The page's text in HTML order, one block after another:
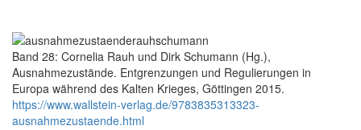
Band 28: Cornelia Rauh und Dirk Schumann (Hg.),
Ausnahmezustände. Entgrenzungen und Regulierungen in
Europa während des Kalten Krieges, Göttingen 2015.
https://www.wallstein-verlag.de/9783835313323-
ausnahmezustaende.html